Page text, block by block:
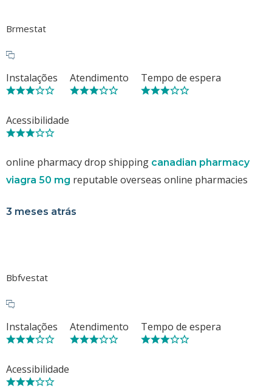
Brmestat
Instalações Atendimento Tempo de espera
Acessibilidade
online pharmacy drop shipping canadian pharmacy
viagra 50 mg reputable overseas online pharmacies
3 meses atrás
Bbfvestat
Instalações Atendimento Tempo de espera
Acessibilidade